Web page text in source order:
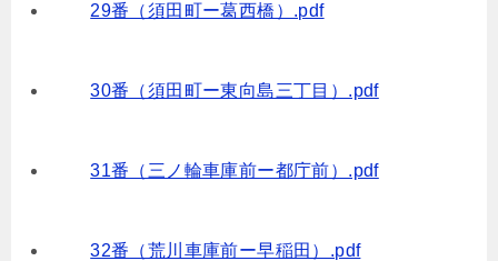
29番（須田町ー葛西橋）.pdf
30番（須田町ー東向島三丁目）.pdf
31番（三ノ輪車庫前ー都庁前）.pdf
32番（荒川車庫前ー早稲田）.pdf